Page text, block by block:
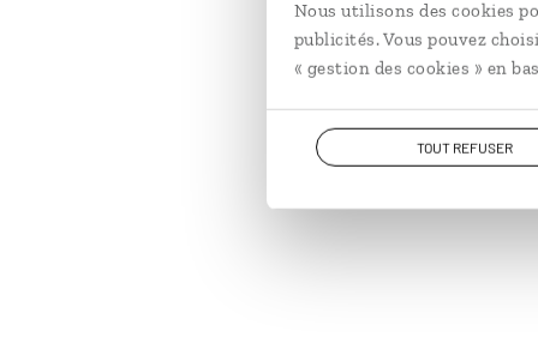
Nous utilisons des cookies
publicités. Vous pouvez
« gestion des cookies » en
TOUT REFUSER